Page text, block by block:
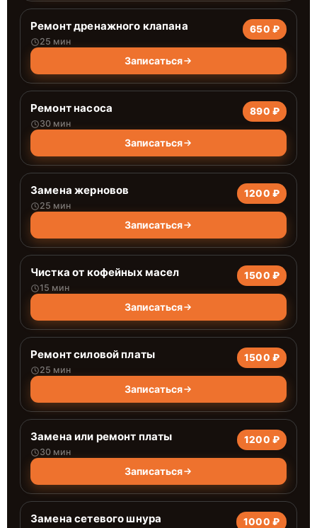
Ремонт дренажного клапана
25 мин
650 ₽
Записаться
Ремонт насоса
30 мин
890 ₽
Записаться
Замена жерновов
25 мин
1200 ₽
Записаться
Чистка от кофейных масел
15 мин
1500 ₽
Записаться
Ремонт силовой платы
25 мин
1500 ₽
Записаться
Замена или ремонт платы
30 мин
1200 ₽
Записаться
Замена сетевого шнура 1000 ₽